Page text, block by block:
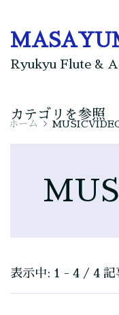
Ryukyu Flute &
ホーム
カテゴリを参照
表示中: 1 - 4 / 4 記